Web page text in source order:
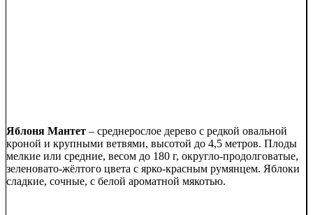
Яблоня Мантет – среднерослое дерево с редкой овальной
кроной и крупными ветвями, высотой до 4,5 метров. Плоды
мелкие или средние, весом до 180 г, округло-продолговатые,
зеленовато-жёлтого цвета с ярко-красным румянцем. Яблоки
сладкие, сочные, с белой ароматной мякотью.